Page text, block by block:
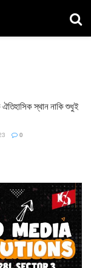
স্থান নাকি শুধুই
0